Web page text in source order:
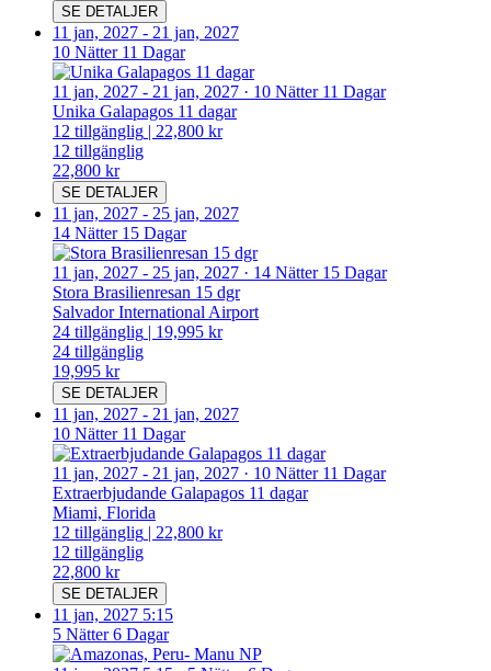
SE DETALJER
11 jan, 2027 - 21 jan, 2027
10 Nätter 11 Dagar
11 jan, 2027 - 21 jan, 2027 · 10 Nätter 11 Dagar
Unika Galapagos 11 dagar
12 tillgänglig | 22,800 kr
12 tillgänglig
22,800 kr
SE DETALJER
11 jan, 2027 - 25 jan, 2027
14 Nätter 15 Dagar
11 jan, 2027 - 25 jan, 2027 · 14 Nätter 15 Dagar
Stora Brasilienresan 15 dgr
Salvador International Airport
24 tillgänglig | 19,995 kr
24 tillgänglig
19,995 kr
SE DETALJER
11 jan, 2027 - 21 jan, 2027
10 Nätter 11 Dagar
11 jan, 2027 - 21 jan, 2027 · 10 Nätter 11 Dagar
Extraerbjudande Galapagos 11 dagar
Miami, Florida
12 tillgänglig | 22,800 kr
12 tillgänglig
22,800 kr
SE DETALJER
11 jan, 2027 5:15
5 Nätter 6 Dagar